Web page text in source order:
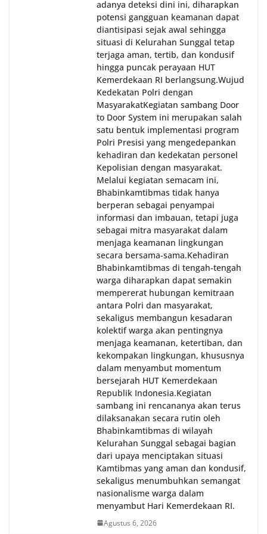
adanya deteksi dini ini, diharapkan
potensi gangguan keamanan dapat
diantisipasi sejak awal sehingga
situasi di Kelurahan Sunggal tetap
terjaga aman, tertib, dan kondusif
hingga puncak perayaan HUT
Kemerdekaan RI berlangsung.‎‎Wujud
Kedekatan Polri dengan
Masyarakat‎Kegiatan sambang Door
to Door System ini merupakan salah
satu bentuk implementasi program
Polri Presisi yang mengedepankan
kehadiran dan kedekatan personel
Kepolisian dengan masyarakat.
Melalui kegiatan semacam ini,
Bhabinkamtibmas tidak hanya
berperan sebagai penyampai
informasi dan imbauan, tetapi juga
sebagai mitra masyarakat dalam
menjaga keamanan lingkungan
secara bersama-sama.‎‎Kehadiran
Bhabinkamtibmas di tengah-tengah
warga diharapkan dapat semakin
mempererat hubungan kemitraan
antara Polri dan masyarakat,
sekaligus membangun kesadaran
kolektif warga akan pentingnya
menjaga keamanan, ketertiban, dan
kekompakan lingkungan, khususnya
dalam menyambut momentum
bersejarah HUT Kemerdekaan
Republik Indonesia.‎Kegiatan
sambang ini rencananya akan terus
dilaksanakan secara rutin oleh
Bhabinkamtibmas di wilayah
Kelurahan Sunggal sebagai bagian
dari upaya menciptakan situasi
Kamtibmas yang aman dan kondusif,
sekaligus menumbuhkan semangat
nasionalisme warga dalam
menyambut Hari Kemerdekaan RI.
Agustus 6, 2026